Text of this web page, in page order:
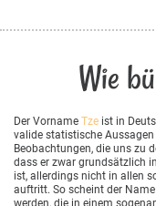
Wie
Der Vorname Tze ist in
valide statistische
Beobachtungen, die uns zu
dass er zwar grundsätzlich
ist, allerdings nicht in allen
auftritt. So scheint der